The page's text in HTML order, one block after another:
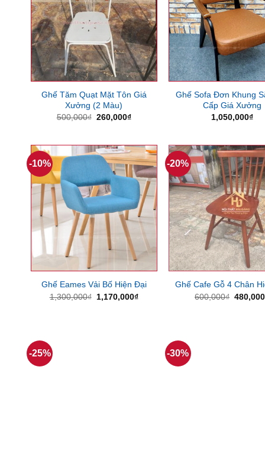
Ghế Tăm Quạt Mặt Tôn Giá
Xưởng (2 Màu)
500,000₫ Giá
260,000₫Giá
260,000₫.
Ghế Sofa Đơn Khung
Cấp Giá Xưởng
1,050,000₫
-10%
Ghế Eames Vải Bố Hiện Đại
1,300,000₫ Giá
1,170,000₫Giá
-20%
Ghế Cafe Gỗ 4 Chân
600,000₫ Giá
480,000
-25% -30%